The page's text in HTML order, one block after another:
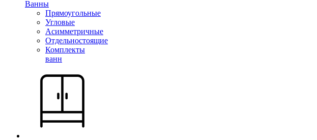
Ванны
Прямоугольные
Угловые
Асимметричные
Отдельностоящие
Комплекты
ванн